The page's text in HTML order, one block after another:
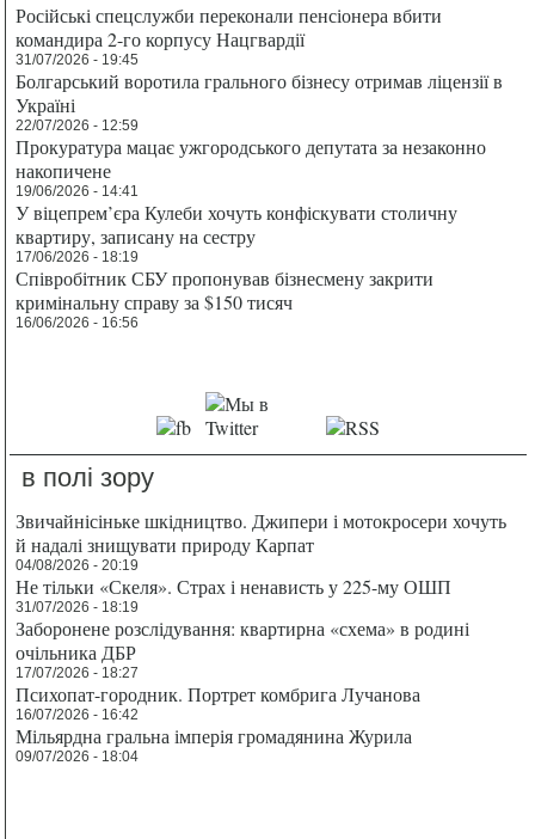
Російські спецслужби переконали пенсіонера вбити
командира 2-го корпусу Нацгвардії
31/07/2026 - 19:45
Болгарський воротила грального бізнесу отримав ліцензії в
Україні
22/07/2026 - 12:59
Прокуратура мацає ужгородського депутата за незаконно
накопичене
19/06/2026 - 14:41
У віцепрем’єра Кулеби хочуть конфіскувати столичну
квартиру, записану на сестру
17/06/2026 - 18:19
Співробітник СБУ пропонував бізнесмену закрити
кримінальну справу за $150 тисяч
16/06/2026 - 16:56
в полі зору
Звичайнісіньке шкідництво. Джипери і мотокросери хочуть
й надалі знищувати природу Карпат
04/08/2026 - 20:19
Не тільки «Скеля». Страх і ненависть у 225-му ОШП
31/07/2026 - 18:19
Заборонене розслідування: квартирна «схема» в родині
очільника ДБР
17/07/2026 - 18:27
Психопат-городник. Портрет комбрига Лучанова
16/07/2026 - 16:42
Мільярдна гральна імперія громадянина Журила
09/07/2026 - 18:04